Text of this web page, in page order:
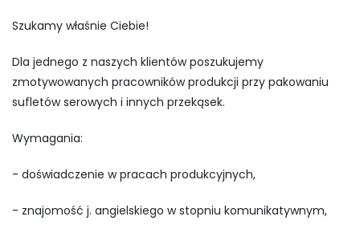
Szukamy właśnie Ciebie!
Dla jednego z naszych klientów poszukujemy
zmotywowanych pracowników produkcji przy pakowaniu
sufletów serowych i innych przekąsek.
Wymagania:
- doświadczenie w pracach produkcyjnych,
- znajomość j. angielskiego w stopniu komunikatywnym,